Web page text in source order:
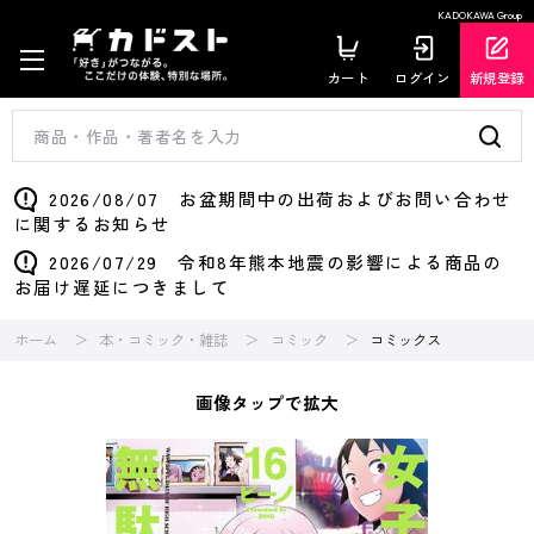
KADOKAWA Group
カート ログイン 新規登録
2026/08/07 お盆期間中の出荷およびお問い合わせ
に関するお知らせ
2026/07/29 令和8年熊本地震の影響による商品の
お届け遅延につきまして
ホーム 本・コミック・雑誌 コミック コミックス
画像タップで拡大